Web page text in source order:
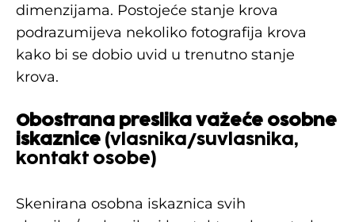
dimenzijama. Postojeće stanje krova
podrazumijeva nekoliko fotografija krova
kako bi se dobio uvid u trenutno stanje
krova.
Obostrana preslika važeće osobne
iskaznice (vlasnika/suvlasnika,
kontakt osobe)
Skenirana osobna iskaznica svih